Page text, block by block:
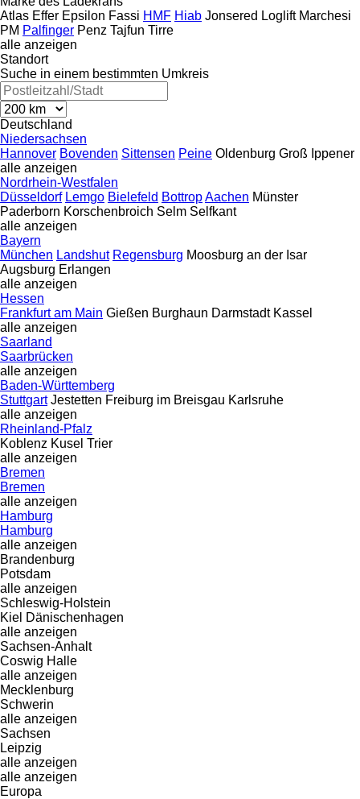
Atlas Effer Epsilon Fassi HMF Hiab Jonsered Loglift Marchesi
PM Palfinger Penz Tajfun Tirre
alle anzeigen
Standort
Suche in einem bestimmten Umkreis
Deutschland
Niedersachsen
Hannover Bovenden Sittensen Peine Oldenburg Groß Ippener
alle anzeigen
Nordrhein-Westfalen
Düsseldorf Lemgo Bielefeld BottropAachen Münster
Paderborn Korschenbroich Selm Selfkant
alle anzeigen
Bayern
München Landshut Regensburg Moosburg an der Isar
Augsburg Erlangen
alle anzeigen
Hessen
Frankfurt am Main Gießen Burghaun Darmstadt Kassel
alle anzeigen
Saarland
Saarbrücken
alle anzeigen
Baden-Württemberg
Stuttgart Jestetten Freiburg im Breisgau Karlsruhe
alle anzeigen
Rheinland-Pfalz
Koblenz Kusel Trier
alle anzeigen
Bremen
Bremen
alle anzeigen
Hamburg
Hamburg
alle anzeigen
Brandenburg
Potsdam
alle anzeigen
Schleswig-Holstein
Kiel Dänischenhagen
alle anzeigen
Sachsen-Anhalt
Coswig Halle
alle anzeigen
Mecklenburg
Schwerin
alle anzeigen
Sachsen
Leipzig
alle anzeigen
alle anzeigen
Europa